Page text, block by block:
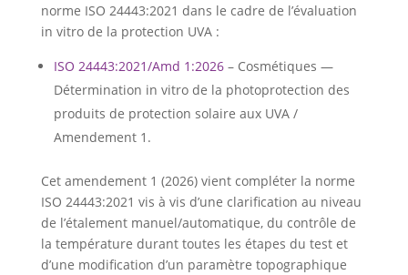
norme ISO 24443:2021 dans le cadre de l’évaluation
in vitro de la protection UVA :
ISO 24443:2021/Amd 1:2026– Cosmétiques —
Détermination in vitro de la photoprotection des
produits de protection solaire aux UVA /
Amendement 1.
Cet amendement 1 (2026) vient compléter la norme
ISO 24443:2021 vis à vis d’une clarification au niveau
de l’étalement manuel/automatique, du contrôle de
la température durant toutes les étapes du test et
d’une modification d’un paramètre topographique